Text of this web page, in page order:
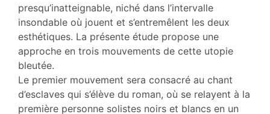
presqu’inatteignable, niché dans l’intervalle
insondable où jouent et s’entremêlent les deux
esthétiques. La présente étude propose une
approche en trois mouvements de cette utopie
bleutée.
Le premier mouvement sera consacré au chant
d’esclaves qui s’élève du roman, où se relayent à la
première personne solistes noirs et blancs en un